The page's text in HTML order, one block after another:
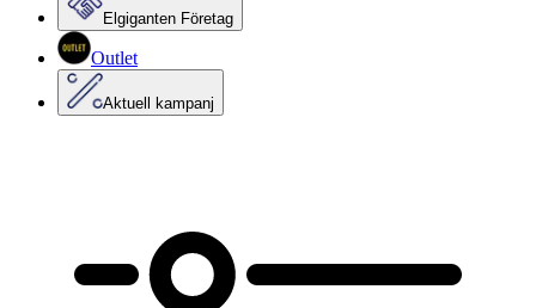
Elgiganten Företag
Outlet
Aktuell kampanj